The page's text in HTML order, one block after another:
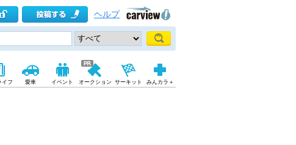
ヘルプ
イフ 愛車 イベント オークション サーキット みんカラ＋